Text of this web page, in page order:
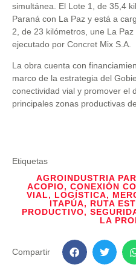
simultánea. El Lote 1, de 35,4
Paraná con La Paz y está a
2, de 23 kilómetros, une La
ejecutado por Concret Mix S.A.
La obra cuenta con
marco de la estrategia del
conectividad vial y promover el
principales zonas productivas
Etiquetas
AGROINDUSTRIA
ACOPIO, CONEXIÓN
VIAL, LOGÍSTICA,
ITAPÚA, RUTA
PRODUCTIVO,
LA
Compartir